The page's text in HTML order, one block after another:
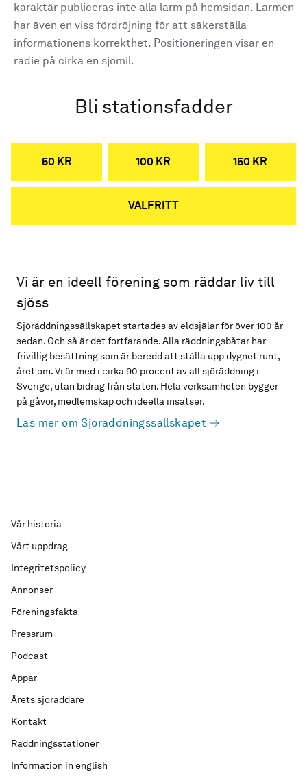
karaktär publiceras inte alla larm på hemsidan. Larmen
har även en viss fördröjning för att säkerställa
informationens korrekthet. Positioneringen visar en
radie på cirka en sjömil.
Bli stationsfadder
50 KR 100 KR 150 KR
VALFRITT
Vi är en ideell förening som räddar liv till
sjöss
Sjöräddningssällskapet startades av eldsjälar för över 100 år
sedan. Och så är det fortfarande. Alla räddningsbåtar har
frivillig besättning som är beredd att ställa upp dygnet runt,
året om. Vi är med i cirka 90 procent av all sjöräddning i
Sverige, utan bidrag från staten. Hela verksamheten bygger
på gåvor, medlemskap och ideella insatser.
Läs mer om Sjöräddningssällskapet
Vår historia
Vårt uppdrag
Integritetspolicy
Annonser
Föreningsfakta
Pressrum
Podcast
Appar
Årets sjöräddare
Kontakt
Räddningsstationer
Information in english